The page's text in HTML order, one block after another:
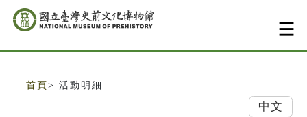
跳到主要內容
網站導覽
::: 首頁 > 活動明細
中文